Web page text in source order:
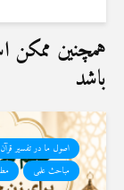
همچنین ممکن
باشد
اصول ما در تفسیر
مباحث علمی